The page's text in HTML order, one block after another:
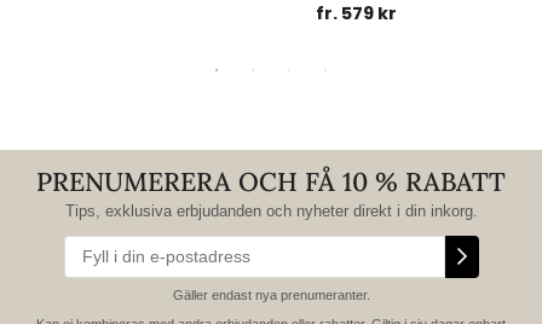
fr. 579 kr
PRENUMERERA OCH FÅ 10 % RABATT
Tips, exklusiva erbjudanden och nyheter direkt i din inkorg.
Gäller endast nya prenumeranter.